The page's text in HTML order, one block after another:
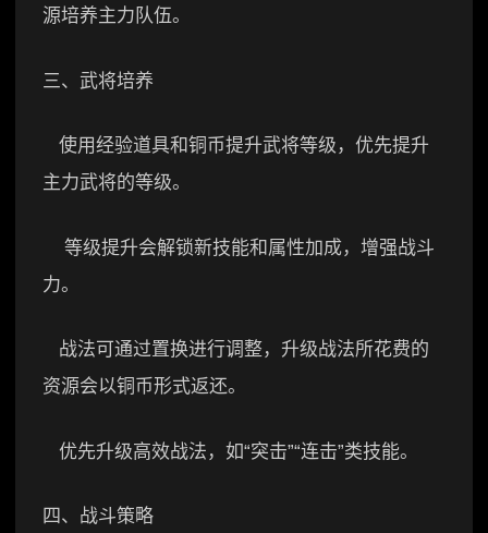
源培养主力队伍。
三、武将培养
使用经验道具和铜币提升武将等级，优先提升
主力武将的等级。
等级提升会解锁新技能和属性加成，增强战斗
力。
战法可通过置换进行调整，升级战法所花费的
资源会以铜币形式返还。
优先升级高效战法，如“突击”“连击”类技能。
四、战斗策略